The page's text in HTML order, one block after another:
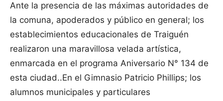
Ante la presencia de las máximas autoridades de
la comuna, apoderados y público en general; los
establecimientos educacionales de Traiguén
realizaron una maravillosa velada artística,
enmarcada en el programa Aniversario N° 134 de
esta ciudad..En el Gimnasio Patricio Phillips; los
alumnos municipales y particulares